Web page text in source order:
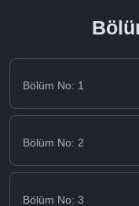
Bölüm No: 1
Bölüm No: 2
Bölüm No: 3